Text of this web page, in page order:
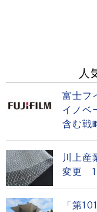
人
富士フ
イノベ
含む戦
川上
変更
「第